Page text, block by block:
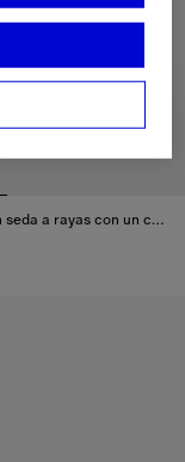
Camisa en seda a rayas con un corte holgado